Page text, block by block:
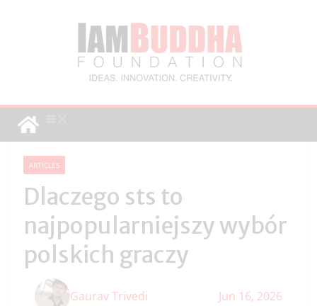
ARTICLES
Dlaczego sts to
najpopularniejszy wybór
polskich graczy
Gaurav Trivedi Jun 16, 2026